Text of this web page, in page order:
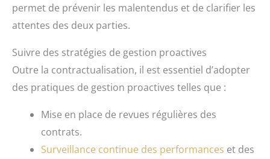
permet de prévenir les malentendus et de clarifier les
attentes des deux parties.
Suivre des stratégies de gestion proactives
Outre la contractualisation, il est essentiel d’adopter
des pratiques de gestion proactives telles que :
Mise en place de revues régulières des
contrats.
Surveillance continue des performances et des